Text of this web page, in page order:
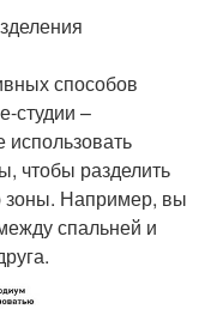
способов
студии –
чтобы разделить
зоны. Например, вы
спальней и